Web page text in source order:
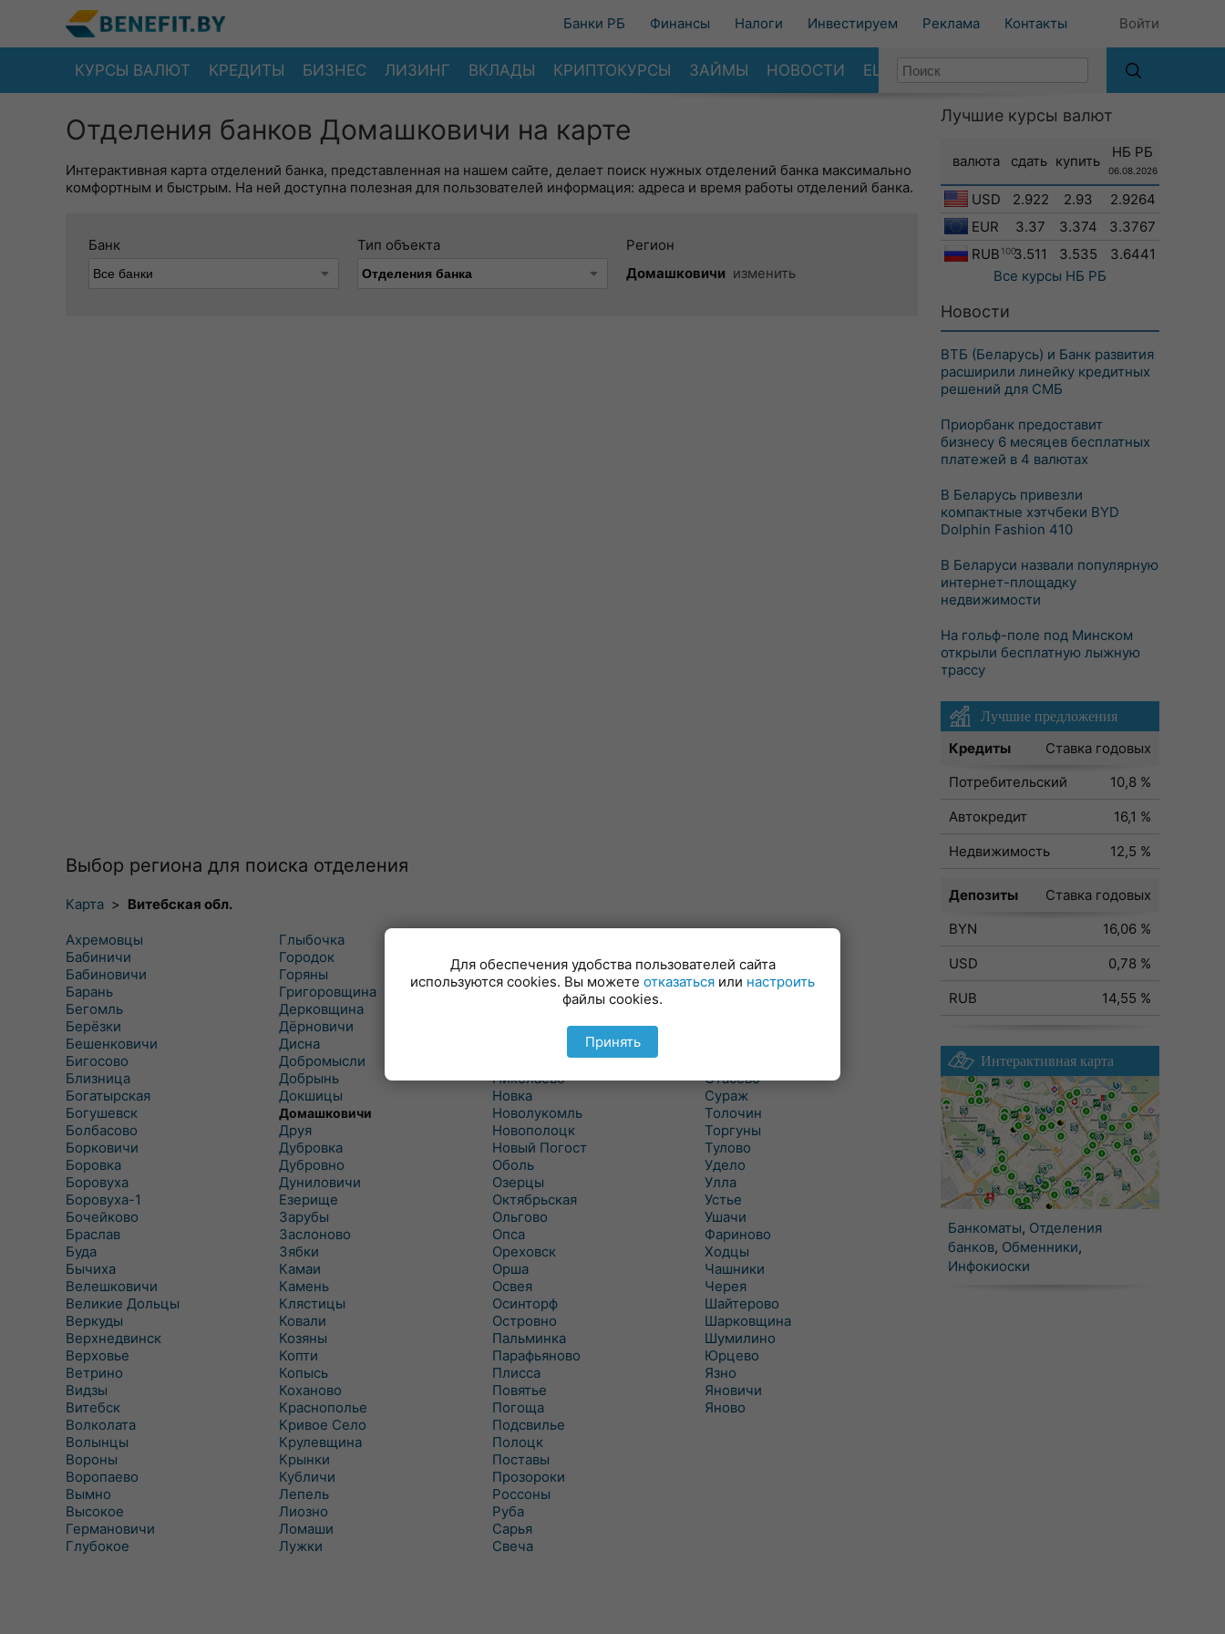
Банки РБ Финансы Налоги Инвестируем Реклама Контакты Войти
КУРСЫ ВАЛЮТ КРЕДИТЫ БИЗНЕС ЛИЗИНГ ВКЛАДЫ КРИПТОКУРСЫ ЗАЙМЫ НОВОСТИ ЕЩЕ
Отделения банков Домашковичи на карте
Интерактивная карта отделений банка, представленная на нашем сайте, делает поиск нужных отделений банка максимально
комфортным и быстрым. На ней доступна полезная для пользователей информация: адреса и время работы отделений банка.
Банк Тип объекта
Регион
Домашковичи изменить
Выбор региона для поиска отделения
Карта > Витебская обл.
Ахремовцы
Бабиничи
Бабиновичи
Барань
Бегомль
Берёзки
Бешенковичи
Бигосово
Близница
Богатырская
Богушевск
Болбасово
Борковичи
Боровка
Боровуха
Боровуха-1
Бочейково
Браслав
Буда
Бычиха
Велешковичи
Великие Дольцы
Веркуды
Верхнедвинск
Верховье
Ветрино
Видзы
Витебск
Волколата
Волынцы
Вороны
Воропаево
Вымно
Высокое
Германовичи
Глубокое
Глыбочка
Городок
Горяны
Григоровщина
Дерковщина
Дёрновичи
Дисна
Добромысли
Добрынь
Докшицы
Домашковичи
Друя
Дубровка
Дубровно
Дуниловичи
Езерище
Зарубы
Заслоново
Зябки
Камаи
Камень
Клястицы
Ковали
Козяны
Копти
Копысь
Коханово
Краснополье
Кривое Село
Крулевщина
Крынки
Кубличи
Лепель
Лиозно
Ломаши
Лужки
Ляды
Межа
Межево
Мишневичи
Николаево
Новка
Новолукомль
Новополоцк
Новый Погост
Оболь
Озерцы
Октябрьская
Ольгово
Опса
Ореховск
Орша
Освея
Осинторф
Островно
Пальминка
Парафьяново
Плисса
Повятье
Погоща
Подсвилье
Полоцк
Поставы
Прозороки
Россоны
Руба
Сарья
Свеча
Сенно
Ситцы
Славени
Стасево
Сураж
Толочин
Торгуны
Тулово
Удело
Улла
Устье
Ушачи
Фариново
Ходцы
Чашники
Черея
Шайтерово
Шарковщина
Шумилино
Юрцево
Язно
Яновичи
Яново
Лучшие курсы валют
валюта сдать купить
НБ РБ
06.08.2026
USD 2.922 2.93
2.9264
EUR
3.37 3.374
3.3767
RUB 1003.511 3.535
3.6441
Все курсы НБ РБ
Новости
ВТБ (Беларусь) и Банк развития
расширили линейку кредитных
решений для СМБ
Приорбанк предоставит
бизнесу 6 месяцев бесплатных
платежей в 4 валютах
В Беларусь привезли
компактные хэтчбеки BYD
Dolphin Fashion 410
В Беларуси назвали популярную
интернет-площадку
недвижимости
На гольф-поле под Минском
открыли бесплатную лыжную
трассу
Лучшие предложения
Кредиты
Ставка годовых
Потребительский
10,8 %
Автокредит
16,1 %
Недвижимость
12,5 %
Депозиты
Ставка годовых
BYN
16,06 %
USD
0,78 %
RUB
14,55 %
Интерактивная карта
Банкоматы, Отделения
банков, Обменники,
Инфокиоски
Для обеспечения удобства пользователей сайта
используются cookies. Вы можете отказаться или настроить
файлы cookies.
Принять